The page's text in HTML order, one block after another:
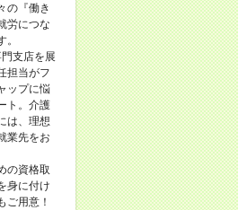
の『働き
労につな
支店を展
担当がフ
ップに悩
ト。介護
は、理想
業先をお
の資格取
身に付け
ご用意！